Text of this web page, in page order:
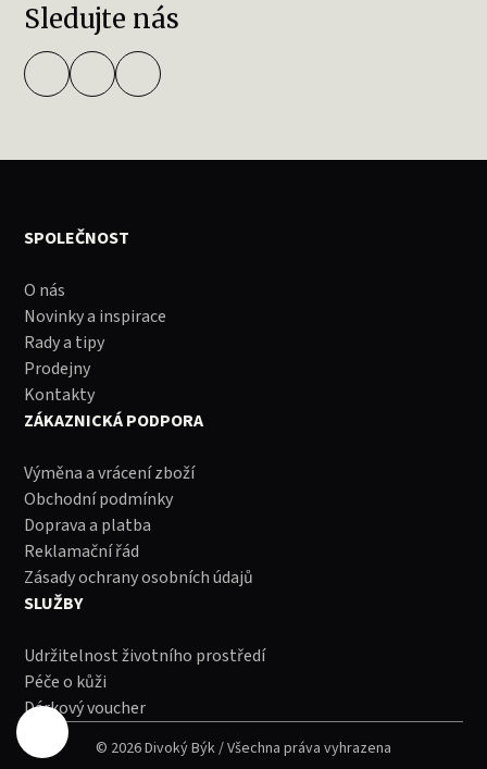
Sledujte nás
SPOLEČNOST
O nás
Novinky a inspirace
Rady a tipy
Prodejny
Kontakty
ZÁKAZNICKÁ PODPORA
Výměna a vrácení zboží
Obchodní podmínky
Doprava a platba
Reklamační řád
Zásady ochrany osobních údajů
SLUŽBY
Udržitelnost životního prostředí
Péče o kůži
Dárkový voucher
© 2026 Divoký Býk / Všechna práva vyhrazena